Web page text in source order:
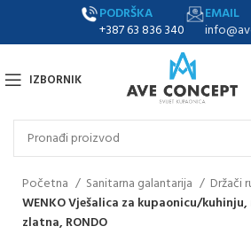
PODRŠKA
+387 63 836 340
EMAIL
IZBORNIK
Početna Sanitarna galantarija
Držači
WENKO Vješalica za kupaonicu/
zlatna, RONDO